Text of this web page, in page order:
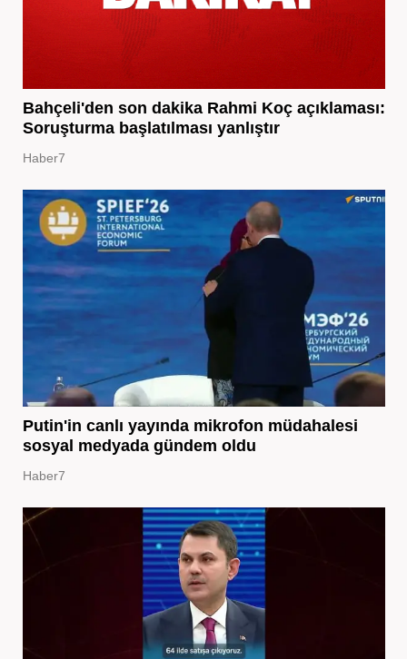
Bahçeli'den son dakika Rahmi Koç açıklaması:
Soruşturma başlatılması yanlıştır
Haber7
Putin'in canlı yayında mikrofon müdahalesi
sosyal medyada gündem oldu
Haber7